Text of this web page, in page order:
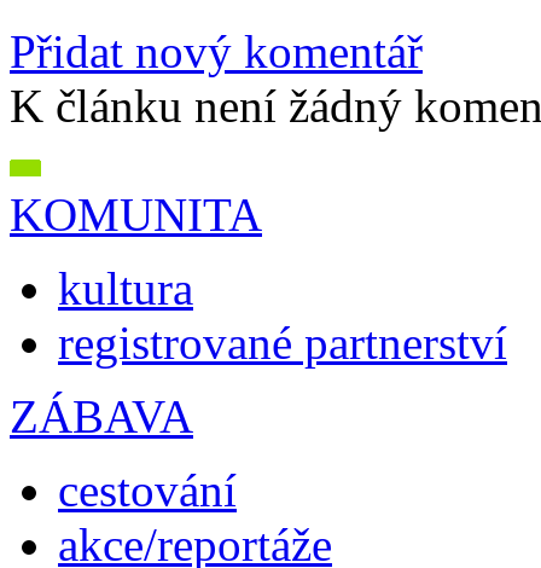
Přidat nový komentář
K článku není žádný
KOMUNITA
kultura
registrované partnerství
ZÁBAVA
cestování
akce/reportáže